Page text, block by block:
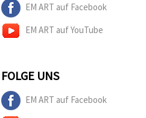
EM ART auf Facebook
EM ART auf YouTube
FOLGE UNS
EM ART auf Facebook